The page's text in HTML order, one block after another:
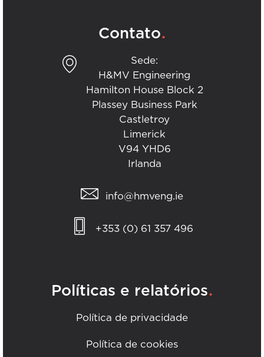
Contato.
Sede:
H&MV Engineering
Hamilton House Block 2
Plassey Business Park
Castletroy
Limerick
V94 YHD6
Irlanda
info@hmveng.ie
+353 (0) 61 357 496
Políticas e relatórios.
Política de privacidade
Política de cookies